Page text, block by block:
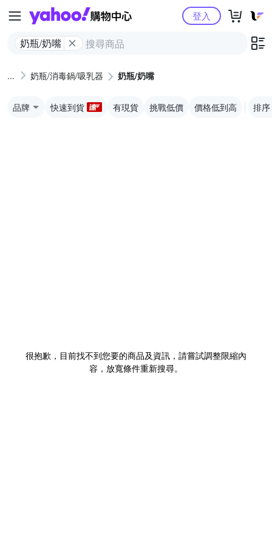
Yahoo購物中心
奶瓶/奶嘴
登入
奶瓶/消毒鍋/吸乳器 奶瓶/奶嘴
品牌 快速到貨 有現貨 挑戰低價 價格低到高 排序
很抱歉，目前找不到您要的商品及資訊，請嘗試調整限縮內
容，放寬條件重新搜尋。